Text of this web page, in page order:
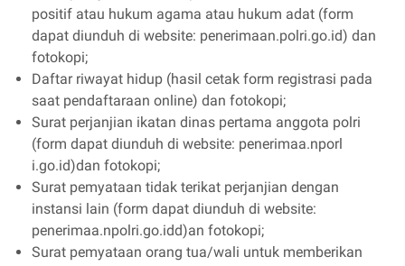
positif atau hukum agama atau hukum adat (form
dapat diunduh di website: penerimaan.polri.go.id) dan
fotokopi;
Daftar riwayat hidup (hasil cetak form registrasi pada
saat pendaftaraan online) dan fotokopi;
Surat perjanjian ikatan dinas pertama anggota polri
(form dapat diunduh di website: penerimaa.nporl
i.go.id)dan fotokopi;
Surat pemyataan tidak terikat perjanjian dengan
instansi lain (form dapat diunduh di website:
penerimaa.npolri.go.idd)an fotokopi;
Surat pemyataan orang tua/wali untuk memberikan